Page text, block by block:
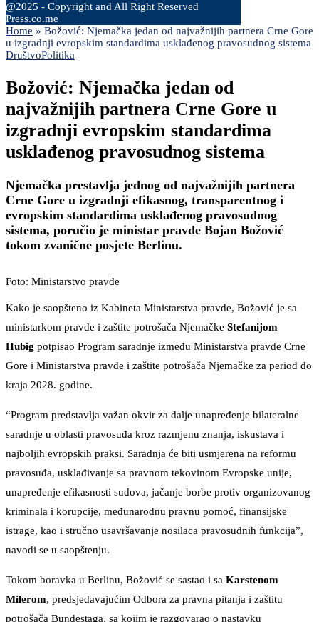
@2025 - Copyright and All Right Reserved
Press.co.me
Home » Božović: Njemačka jedan od najvažnijih partnera Crne Gore
u izgradnji evropskim standardima usklađenog pravosudnog sistema
DruštvoPolitika
Božović: Njemačka jedan od
najvažnijih partnera Crne Gore u
izgradnji evropskim standardima
usklađenog pravosudnog sistema
Njemačka prestavlja jednog od najvažnijih partnera
Crne Gore u izgradnji efikasnog, transparentnog i
evropskim standardima usklađenog pravosudnog
sistema, poručio je ministar pravde Bojan Božović
tokom zvanične posjete Berlinu.
Foto: Ministarstvo pravde
Kako je saopšteno iz Kabineta Ministarstva pravde, Božović je sa
ministarkom pravde i zaštite potrošača Njemačke Stefanijom
Hubig potpisao Program saradnje između Ministarstva pravde Crne
Gore i Ministarstva pravde i zaštite potrošača Njemačke za period do
kraja 2028. godine.
“Program predstavlja važan okvir za dalje unapređenje bilateralne
saradnje u oblasti pravosuđa kroz razmjenu znanja, iskustava i
najboljih evropskih praksi. Saradnja će biti usmjerena na reformu
pravosuđa, usklađivanje sa pravnom tekovinom Evropske unije,
unapređenje efikasnosti sudova, jačanje borbe protiv organizovanog
kriminala i korupcije, međunarodnu pravnu pomoć, finansijske
istrage, kao i stručno usavršavanje nosilaca pravosudnih funkcija”,
navodi se u saopštenju.
Tokom boravka u Berlinu, Božović se sastao i sa Karstenom
Milerom, predsjedavajućim Odbora za pravna pitanja i zaštitu
potrošača Bundestaga, sa kojim je razgovarao o nastavku